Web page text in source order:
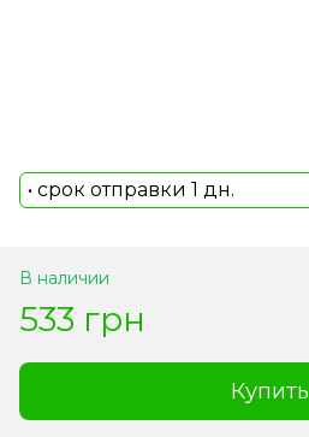
• срок отправки 1 дн.
В наличии
533 грн
Купить